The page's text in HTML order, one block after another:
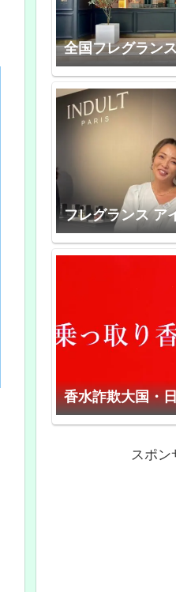
全国フレグラン
フレグランス ア
香水詐欺大国・
スポン